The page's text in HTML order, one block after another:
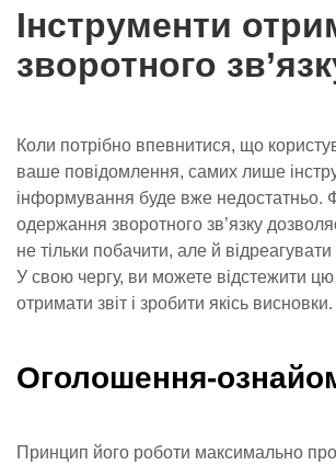
Інструменти
зворотного
Коли потрібно впевнитися, що
ваше повідомлення, самих лише
інформування буде вже недостатньо.
одержання зворотного зв’язку
не тільки побачити, але й
У свою чергу, ви можете відстежити цю
отримати звіт і зробити якісь висновки.
Оголошення-
Принцип його роботи максимально